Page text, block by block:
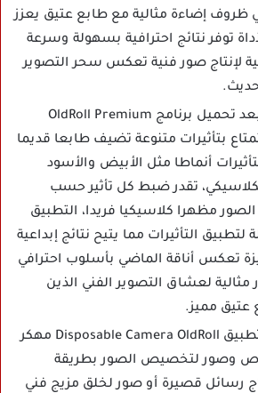
ظروف إضاءة مثالية مع طابع عتيق يعزز
توفر نتائج احترافية بسهولة وسرعة
لإنتاج صور فنية تعكس سحر التصوير
بعد تحميل برنامج OldRoll Premium
بتأثيرات متنوعة تضيف طابعا قديما
أنماطا مثل الأبيض والأسود
تقدر ضبط كل تأثير حسب
مظهرا كلاسيكيا فريدا، التطبيق
التأثيرات مما يتيح نتائج إبداعية
تعكس أناقة الماضي بأسلوب احترافي
لعشاق التصوير الفني الذين
عتيق مميز.
تطبيق Disposable Camera OldRoll مهكر
وصور لتخصيص الصور بطريقة
رسائل قصيرة أو صور لخلق مزيج فني